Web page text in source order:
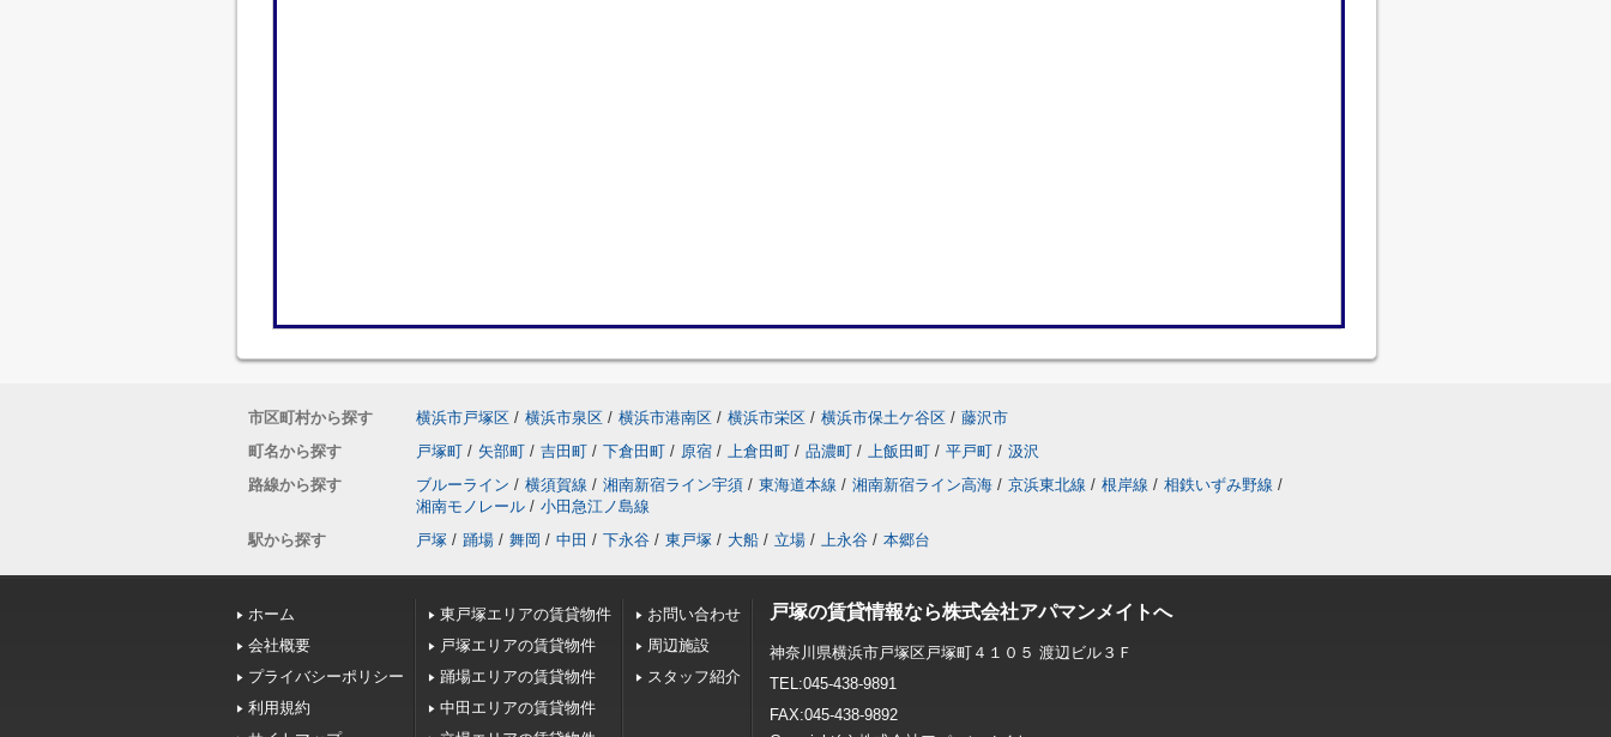
市区町村から探す 横浜市戸塚区 / 横浜市泉区 / 横浜市港南区 / 横浜市栄区 / 横浜市保土ケ谷区 / 藤沢市
町名から探す
戸塚町 / 矢部町 / 吉田町 / 下倉田町 / 原宿 / 上倉田町 / 品濃町 / 上飯田町 / 平戸町 / 汲沢
路線から探す
ブルーライン / 横須賀線 / 湘南新宿ライン宇須 / 東海道本線 / 湘南新宿ライン高海 / 京浜東北線 / 根岸線 / 相鉄いずみ野線 /
湘南モノレール / 小田急江ノ島線
駅から探す
戸塚 / 踊場 / 舞岡 / 中田 / 下永谷 / 東戸塚 / 大船 / 立場 / 上永谷 / 本郷台
ホーム
会社概要
プライバシーポリシー
利用規約
東戸塚エリアの賃貸物件
戸塚エリアの賃貸物件
踊場エリアの賃貸物件
中田エリアの賃貸物件
お問い合わせ
周辺施設
スタッフ紹介
戸塚の賃貸情報なら株式会社アパマンメイトへ
神奈川県横浜市戸塚区戸塚町４１０５ 渡辺ビル３Ｆ
TEL:045-438-9891
FAX:045-438-9892